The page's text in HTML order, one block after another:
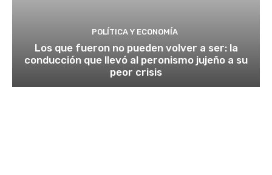
POLÍTICA Y ECONOMÍA
Los que fueron no pueden volver a ser: la
conducción que llevó al peronismo jujeño a su
peor crisis